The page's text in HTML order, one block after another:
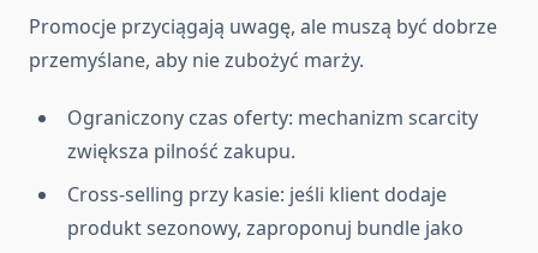
Promocje przyciągają uwagę, ale muszą być dobrze
przemyślane, aby nie zubożyć marży.
Ograniczony czas oferty: mechanizm scarcity
zwiększa pilność zakupu.
Cross-selling przy kasie: jeśli klient dodaje
produkt sezonowy, zaproponuj bundle jako